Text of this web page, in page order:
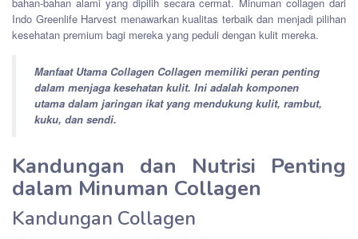
Indo Greenlife Harvest menawarkan kualitas terbaik dan menjadi pilihan
kesehatan premium bagi mereka yang peduli dengan kulit mereka.
Manfaat Utama Collagen Collagen memiliki peran penting
dalam menjaga kesehatan kulit. Ini adalah komponen
utama dalam jaringan ikat yang mendukung kulit, rambut,
kuku, dan sendi.
Kandungan dan Nutrisi Penting
dalam Minuman Collagen
Kandungan Collagen